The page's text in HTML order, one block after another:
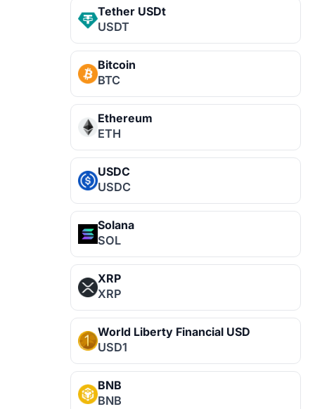
Tether USDt
USDT
Bitcoin
BTC
Ethereum
ETH
USDC
USDC
Solana
SOL
XRP
XRP
World Liberty Financial USD
USD1
BNB
BNB